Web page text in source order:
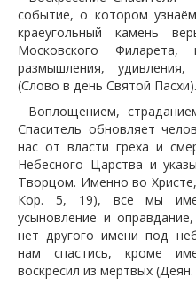
событие, о котором
краеугольный камень
Московского Филарета,
размышления,
(Слово в день Святой Пасхи).
Воплощением,
Спаситель обновляет
нас от власти греха и
Небесного Царства и
Творцом. Именно во
Кор. 5, 19), все мы
усыновление и
нет другого имени под
нам спастись, кроме
воскресил из мёртвых (Деян.